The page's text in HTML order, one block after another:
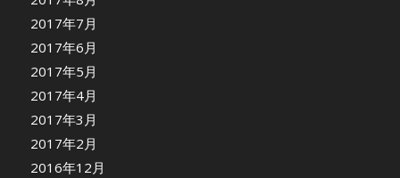
2017年7月
2017年6月
2017年5月
2017年4月
2017年3月
2017年2月
2016年12月